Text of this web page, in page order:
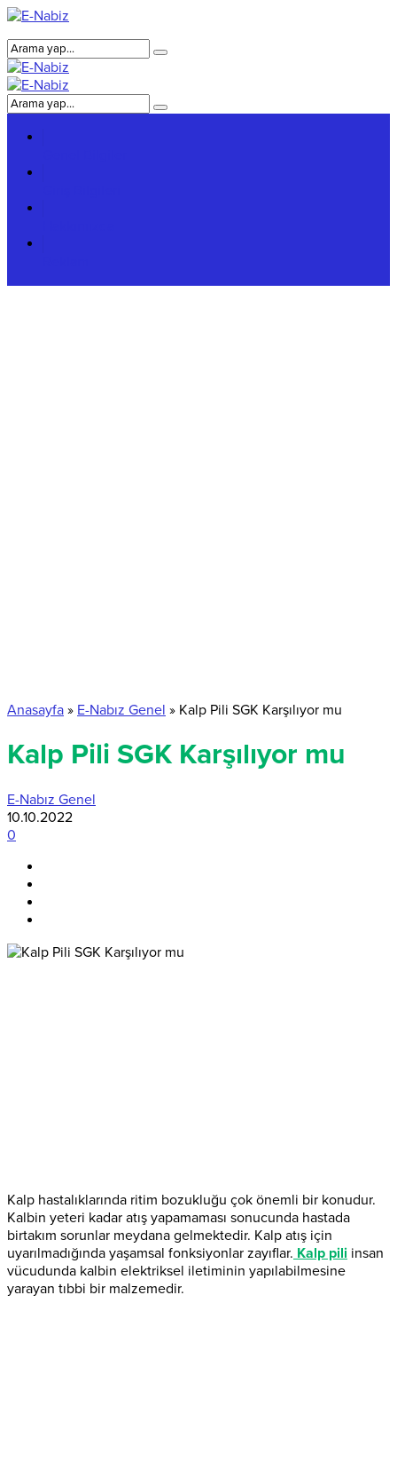
Anasayfa » E-Nabız Genel » Kalp Pili SGK Karşılıyor mu
Kalp Pili SGK Karşılıyor mu
E-Nabız Genel
10.10.2022
0
Kalp hastalıklarında ritim bozukluğu çok önemli bir konudur.
Kalbin yeteri kadar atış yapamaması sonucunda hastada
birtakım sorunlar meydana gelmektedir. Kalp atış için
uyarılmadığında yaşamsal fonksiyonlar zayıflar. Kalp pili insan
vücudunda kalbin elektriksel iletiminin yapılabilmesine
yarayan tıbbi bir malzemedir.